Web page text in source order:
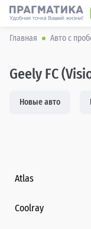
Главная Авто с
Geely FC
Новые авто
Atlas
Coolray